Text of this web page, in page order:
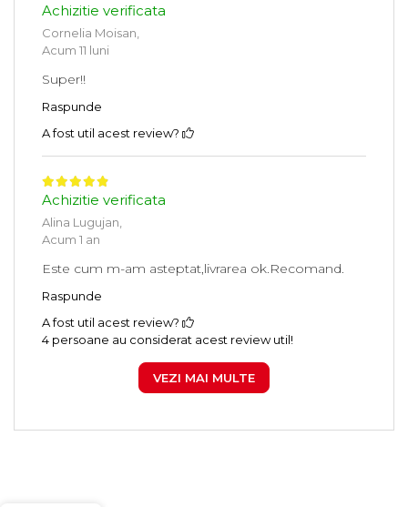
Achizitie verificata
Cornelia Moisan,
Acum 11 luni
Super!!
Raspunde
A fost util acest review?
Achizitie verificata
Alina Lugujan,
Acum 1 an
Este cum m-am asteptat,livrarea ok.Recomand.
Raspunde
A fost util acest review?
4 persoane au considerat acest review util!
VEZI MAI MULTE